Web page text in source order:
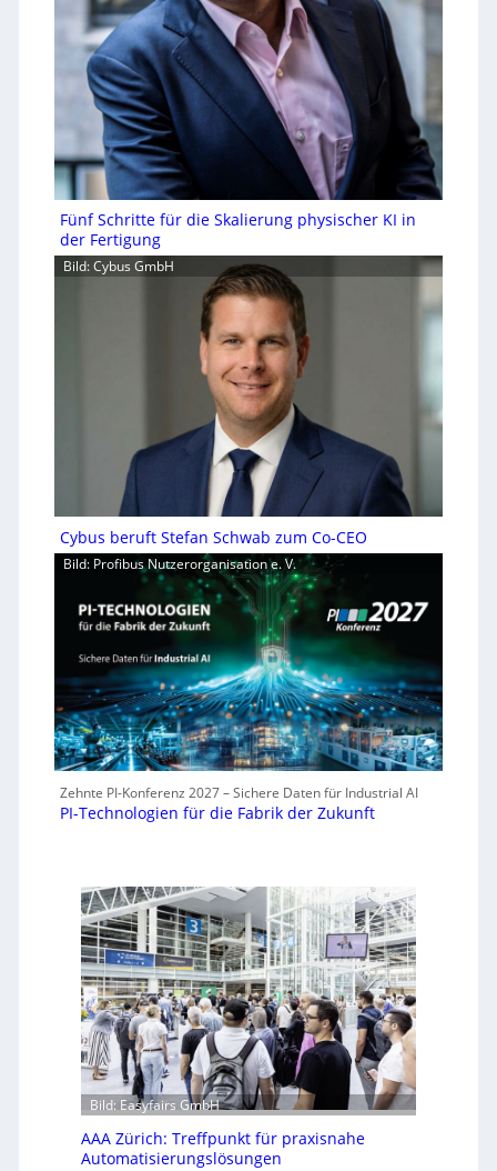
Fünf Schritte für die Skalierung physischer KI in
der Fertigung
Bild: Cybus GmbH
Cybus beruft Stefan Schwab zum Co-CEO
Bild: Profibus Nutzerorganisation e. V.
Zehnte PI-Konferenz 2027 – Sichere Daten für Industrial AI
PI-Technologien für die Fabrik der Zukunft
Bild: Easyfairs GmbH
AAA Zürich: Treffpunkt für praxisnahe
Automatisierungslösungen